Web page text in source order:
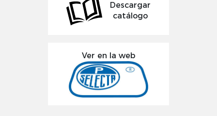
Descargar
catálogo
Ver en la web